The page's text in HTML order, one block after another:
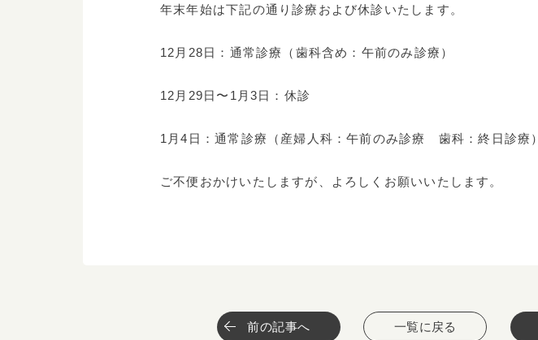
年末年始は下記の通り診療および休診いたします。
12月28日：通常診療（歯科含め：午前のみ診療）
12月29日〜1月3日：休診
1月4日：通常診療（産婦人科：午前のみ診療 歯科：終日診療）
ご不便おかけいたしますが、よろしくお願いいたします。
一覧に戻る
前の記事へ